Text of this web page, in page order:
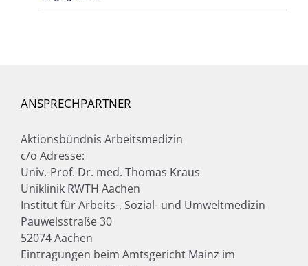
ANSPRECHPARTNER
Aktionsbündnis Arbeitsmedizin
c/o Adresse:
Univ.-Prof. Dr. med. Thomas Kraus
Uniklinik RWTH Aachen
Institut für Arbeits-, Sozial- und Umweltmedizin
Pauwelsstraße 30
52074 Aachen
Eintragungen beim Amtsgericht Mainz im